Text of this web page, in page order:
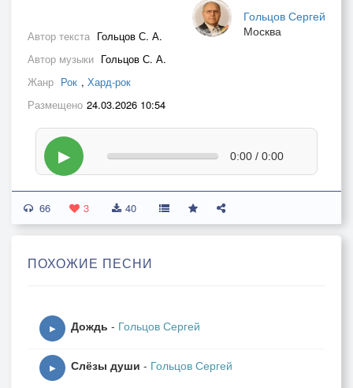
Гольцов Сергей
Москва
Автор текста Гольцов С. А.
Автор музыки Гольцов С. А.
Жанр Рок , Хард-рок
Размещено 24.03.2026 10:54
▶ 0:00 / 0:00
66 3 40
ПОХОЖИЕ ПЕСНИ
▶ Дождь - Гольцов Сергей
▶ Слёзы души - Гольцов Сергей